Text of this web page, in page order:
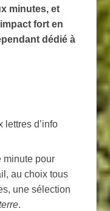
minutes, et
fort en
dédié à
lettres d’info
minute pour
au choix tous
une sélection
.